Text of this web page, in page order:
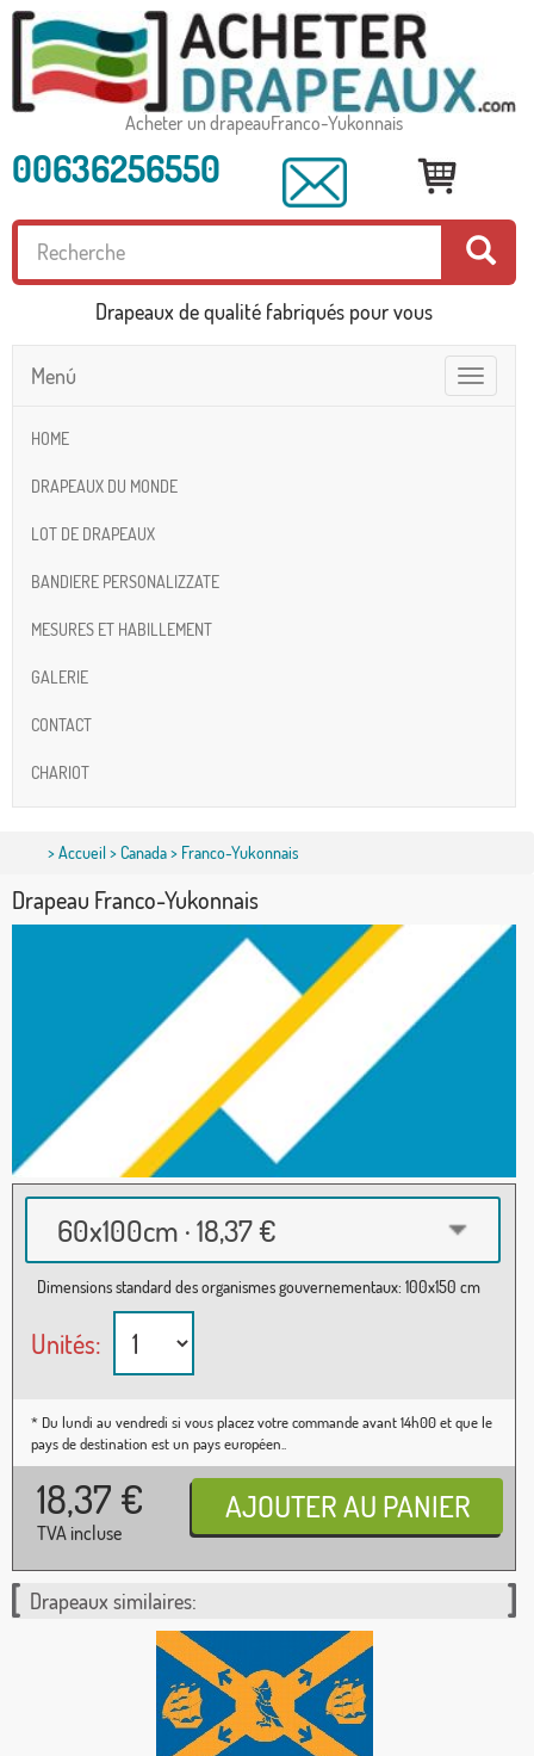
Acheter un drapeauFranco-Yukonnais
00636256550
Drapeaux de qualité fabriqués pour vous
Toggle
navigation
Menú
HOME
DRAPEAUX DU MONDE
LOT DE DRAPEAUX
BANDIERE PERSONALIZZATE
MESURES ET HABILLEMENT
GALERIE
CONTACT
CHARIOT
>Accueil>Canada> Franco-Yukonnais
Drapeau Franco-Yukonnais
60x100cm · 18,37 €
Dimensions standard des organismes gouvernementaux: 100x150 cm
Unités:
* Du lundi au vendredi si vous placez votre commande avant 14h00 et que le
pays de destination est un pays européen..
18,37 €
TVA incluse
Drapeaux similaires: